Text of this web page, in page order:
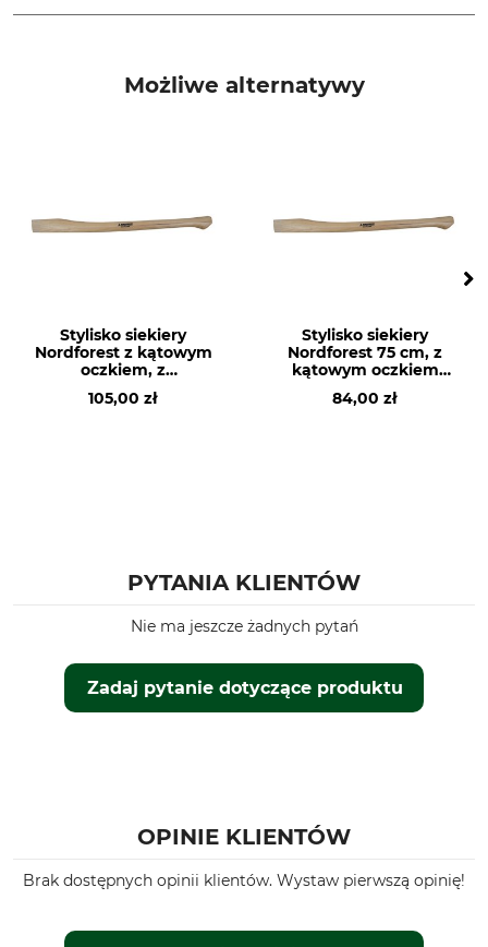
Orzesznik
51 cm
Możliwe alternatywy
Stylisko siekiery
Nordforest z kątowym
oczkiem, z
ukształtowanym
końcem
105,00 zł
Stylisko siekiery
Nordforest 75 cm, z
kątowym oczkiem
25/57 mm
84,00 zł
PYTANIA KLIENTÓW
Zadaj pytanie dotyczące produktu
Nie ma jeszcze żadnych pytań
OPINIE KLIENTÓW
Brak dostępnych opinii klientów. Wystaw pierwszą opinię!